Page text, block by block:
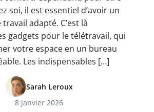
soi, il est essentiel d’avoir un
adapté. C’est là
gadgets pour le télétravail, qui
votre espace en un bureau
Les indispensables […]
Sarah Leroux
8 janvier 2026